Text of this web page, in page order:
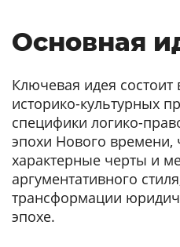
Основная
Ключевая идея
историко-культурных
специфики логико-
эпохи Нового времени,
характерные черты и
аргументативного
трансформации
эпохе.